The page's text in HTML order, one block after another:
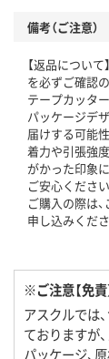
備考（ご注意）
【返品について
を必ずご確認
テープカッタ
パッケージデ
届けする可能
着力や引張強
がかった印象
ご安心ください
ご購入の際は
申し込みくださ
※ご注意【免責
アスクルでは
ておりますが
パッケージ、